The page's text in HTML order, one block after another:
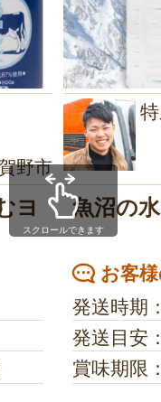
野市
ヨ
魚沼の水
お客
発送時期
発送目安
賞味期限
スクロールできます